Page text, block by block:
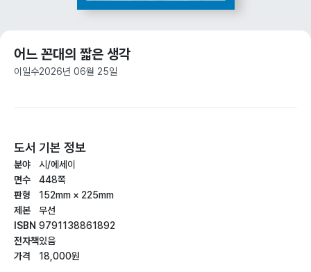
어느 꼰대의 짧은 생각
이일수2026년 06월 25일
도서 기본 정보
분야
면수
판형
제본
ISBN
전자책
가격
시/에세이
448쪽
152mm × 225mm
무선
9791138861892
있음
18,000원